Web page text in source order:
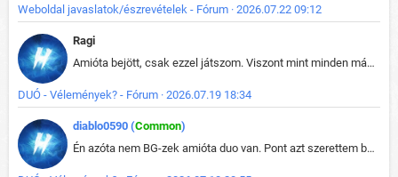
Weboldal javaslatok/észrevételek - Fórum · 2026.07.22 09:12
Ragi
Amióta bejött, csak ezzel játszom. Viszont mint minden más - akár az alapjáték is, ez is baromira összetett lett. Néha már pár kör után is esélytelen az egész. Vagy irreállisan túltápol valaki, vagy lelép a partner, vagy csak hülye mint a segg. És amikor eljönne az én időm, na akkor jön el mindenki másé is. Engem jobban érdekelne, hogy ki milyen ratingen szokott játszani. Na ez lenne egy érdekes adat.
DUÓ - Vélemények? - Fórum · 2026.07.19 18:34
diablo0590 (Common)
Én azóta nem BG-zek amióta duo van. Pont azt szerettem benne, hogy rajtam múlik mi történik, nem pedig a társamon. Kérem vissza a régi BG-t :D